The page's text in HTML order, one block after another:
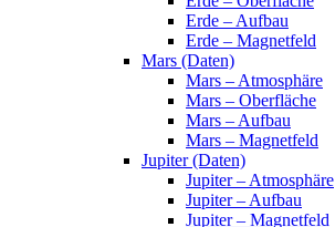
Erde – Aufbau
Erde – Magnetfeld
Mars (Daten)
Mars – Atmosphäre
Mars – Oberfläche
Mars – Aufbau
Mars – Magnetfeld
Jupiter (Daten)
Jupiter – Atmosphäre
Jupiter – Aufbau
Jupiter – Magnetfeld